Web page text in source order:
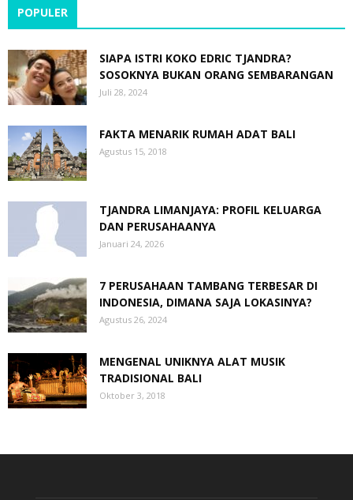
POPULER
SIAPA ISTRI KOKO EDRIC TJANDRA?
SOSOKNYA BUKAN ORANG SEMBARANGAN
Juli 28, 2024
FAKTA MENARIK RUMAH ADAT BALI
Agustus 15, 2018
TJANDRA LIMANJAYA: PROFIL KELUARGA
DAN PERUSAHAANYA
Januari 24, 2026
7 PERUSAHAAN TAMBANG TERBESAR DI
INDONESIA, DIMANA SAJA LOKASINYA?
Agustus 26, 2024
MENGENAL UNIKNYA ALAT MUSIK
TRADISIONAL BALI
Oktober 3, 2018